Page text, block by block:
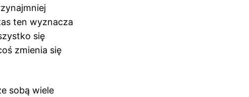
ten wyznacza
się
zmienia się
sobą wiele